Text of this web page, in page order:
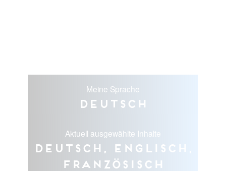
Meine Sprache
Deutsch
Aktuell ausgewählte Inhalte
Deutsch, Englisch,
Französisch